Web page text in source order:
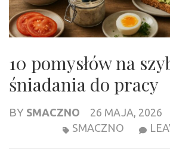
10 pomysłów na
śniadania do pracy
BY SMACZNO
26 MAJA, 2026
SMACZNO